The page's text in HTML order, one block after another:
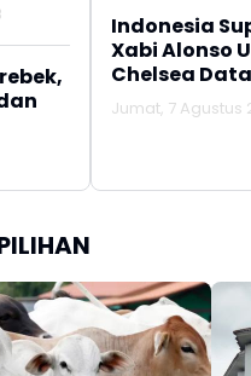
Indonesia
Xabi Alonso
Chelsea
Jumat, 7 Agustus